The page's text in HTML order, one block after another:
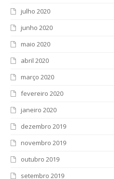
julho 2020
junho 2020
maio 2020
abril 2020
março 2020
fevereiro 2020
janeiro 2020
dezembro 2019
novembro 2019
outubro 2019
setembro 2019